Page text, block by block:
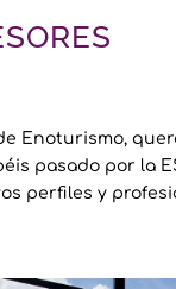
Enoturismo,
pasado por la
perfiles y